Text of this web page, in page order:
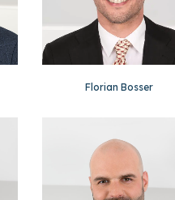
Florian Bosser